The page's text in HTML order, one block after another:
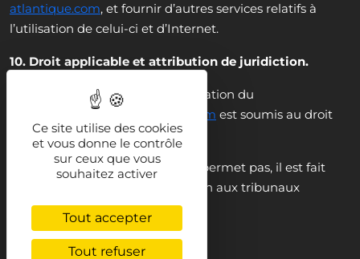
atlantique.com, et fournir d’autres services relatifs à
l’utilisation de celui-ci et d’Internet.
10. Droit applicable et attribution de juridiction.
Tout litige en relation avec l’utilisation du
https://symaps-atlantique.com est soumis au droit
français.
En dehors des cas où la loi ne le permet pas, il est fait
attribution exclusive de juridiction aux tribunaux
compétents de La Rochelle.
Ce site utilise des cookies
et vous donne le contrôle
sur ceux que vous
souhaitez activer
Tout accepter
Tout refuser